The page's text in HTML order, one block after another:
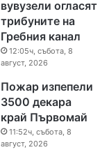
вувузели огласят
трибуните на
Гребния канал
12:05ч, събота, 8
август, 2026
Пожар изпепели
3500 декара
край Първомай
11:52ч, събота, 8
август, 2026